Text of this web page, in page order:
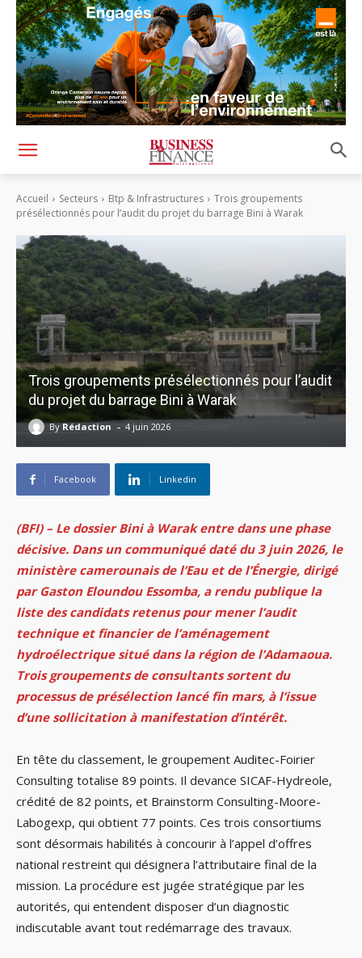
Accueil Secteurs Btp & Infrastructures
Trois groupements
présélectionnés pour l’audit du projet du barrage Bini à Warak
Trois groupements présélectionnés pour l’audit
du projet du barrage Bini à Warak
By Rédaction - 4 juin 2026
Facebook Linkedin
(BFI) – Le dossier Bini à Warak entre dans une phase
décisive. Dans un communiqué daté du 3 juin 2026, le
ministère camerounais de l’Eau et de l’Énergie, dirigé
par Gaston Eloundou Essomba, a rendu publique la
liste des candidats retenus pour mener l’audit
technique et financier de l’aménagement
hydroélectrique situé dans la région de l’Adamaoua.
Trois groupements de consultants sortent du
processus de présélection lancé fin mars, à l’issue
d’une sollicitation à manifestation d’intérêt.
En tête du classement, le groupement Auditec-Foirier
Consulting totalise 89 points. Il devance SICAF-Hydreole,
crédité de 82 points, et Brainstorm Consulting-Moore-
Labogexp, qui obtient 77 points. Ces trois consortiums
sont désormais habilités à concourir à l’appel d’offres
national restreint qui désignera l’attributaire final de la
mission. La procédure est jugée stratégique par les
autorités, qui entendent disposer d’un diagnostic
indiscutable avant tout redémarrage des travaux.